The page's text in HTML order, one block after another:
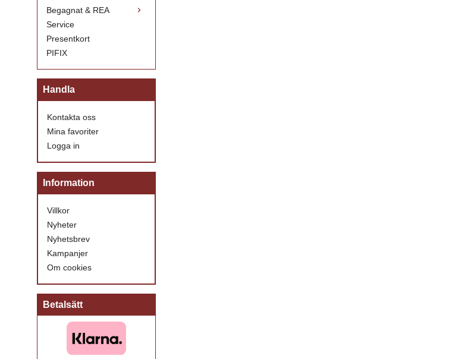
Begagnat & REA
Service
Presentkort
PIFIX
Handla
Kontakta oss
Mina favoriter
Logga in
Information
Villkor
Nyheter
Nyhetsbrev
Kampanjer
Om cookies
Betalsätt